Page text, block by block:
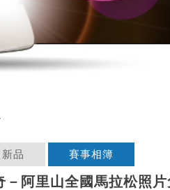
新品 賽事相簿
－阿里山全國馬拉松照